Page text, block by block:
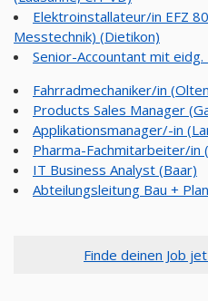
Elektroinstallateur/in EFZ
Messtechnik) (Dietikon)
Senior-Accountant mit eidg.
Fahrradmechaniker/in
Products Sales Manager
Applikationsmanager/-in
Pharma-Fachmitarbeiter/in
IT Business Analyst (Baar)
Abteilungsleitung Bau +
Finde deinen Job